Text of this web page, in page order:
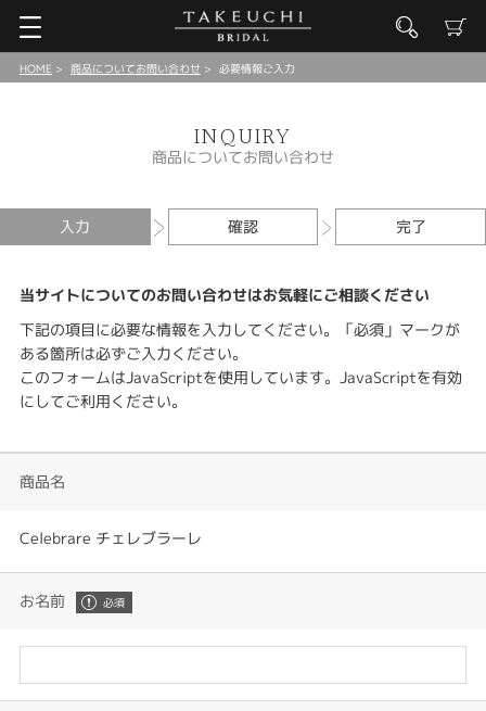
HOME 商品についてお問い合わせ 必要情報ご入力
INQUIRY
商品についてお問い合わせ
入力 確認 完了
当サイトについてのお問い合わせはお気軽にご相談ください
下記の項目に必要な情報を入力してください。「必須」マークが
ある箇所は必ずご入力ください。
このフォームはJavaScriptを使用しています。JavaScriptを有効
にしてご利用ください。
商品名
Celebrare チェレブラーレ
お名前